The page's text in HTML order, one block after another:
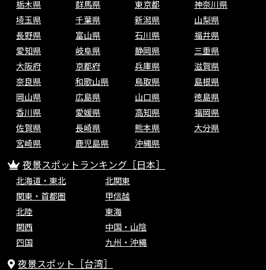
栃木県
群馬県 東京都
神奈川県
埼玉県
千葉県 新潟県
山梨県
長野県
富山県 石川県
福井県
愛知県
岐阜県 静岡県
三重県
大阪府
京都府 兵庫県
滋賀県
奈良県
和歌山県 鳥取県
島根県
岡山県
広島県 山口県
徳島県
香川県
愛媛県 高知県
福岡県
佐賀県
長崎県 熊本県
大分県
宮崎県
鹿児島県 沖縄県
夜景スポットランキング［日本］
北海道・東北
北関東
関東・首都圏
甲信越
北陸
東海
関西
中国・山陰
四国
九州・沖縄
夜景スポット［台湾］